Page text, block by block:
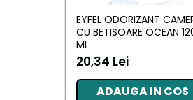
Pentru COPIL
Cosmetice Auto
EYFEL ODORIZANT
CU BETISOARE OCEAN
ML
20,34 Lei
ADAUGA IN COS